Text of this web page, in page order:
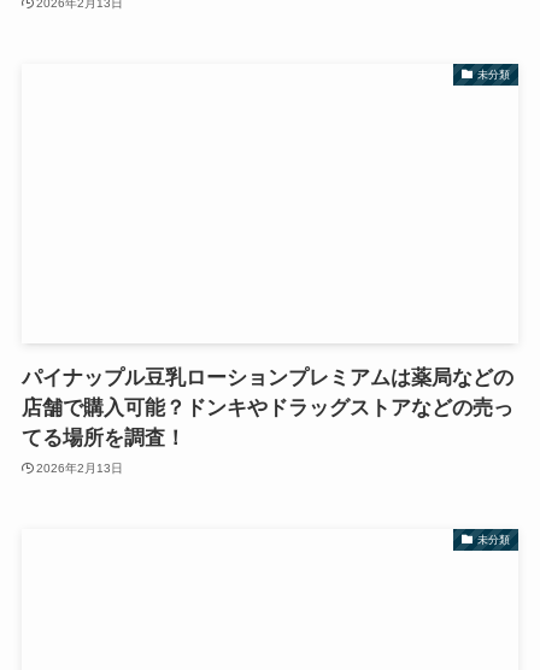
2026年2月13日
未分類
パイナップル豆乳ローションプレミアムは薬局などの
店舗で購入可能？ドンキやドラッグストアなどの売っ
てる場所を調査！
2026年2月13日
未分類